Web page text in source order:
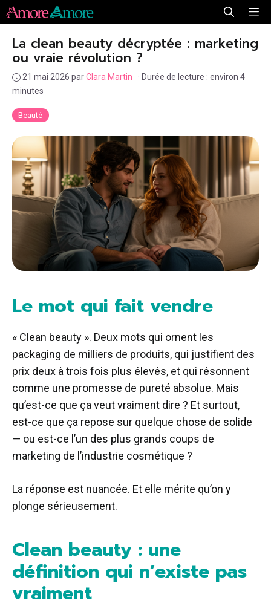
Aller
au
contenu
Beauté
La clean beauty décryptée : marketing
ou vraie révolution ?
21 mai 2026 parClara Martin · Durée de lecture : environ 4
minutes
Le mot qui fait vendre
« Clean beauty ». Deux mots qui ornent les
packaging de milliers de produits, qui justifient des
prix deux à trois fois plus élevés, et qui résonnent
comme une promesse de pureté absolue. Mais
qu’est-ce que ça veut vraiment dire ? Et surtout,
est-ce que ça repose sur quelque chose de solide
— ou est-ce l’un des plus grands coups de
marketing de l’industrie cosmétique ?
La réponse est nuancée. Et elle mérite qu’on y
plonge sérieusement.
Clean beauty : une
définition qui n’existe pas
vraiment